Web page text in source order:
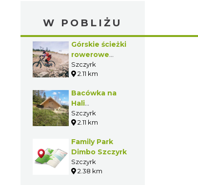
W POBLIŻU
Górskie ścieżki
rowerowe
Szczyrk Enduro
Trails by TREK
Szczyrk
2.11 km
Bacówka na
Hali
Skrzyczeńskiej
w Szczyrku
Szczyrk
2.11 km
Family Park
Dimbo Szczyrk
Szczyrk
2.38 km